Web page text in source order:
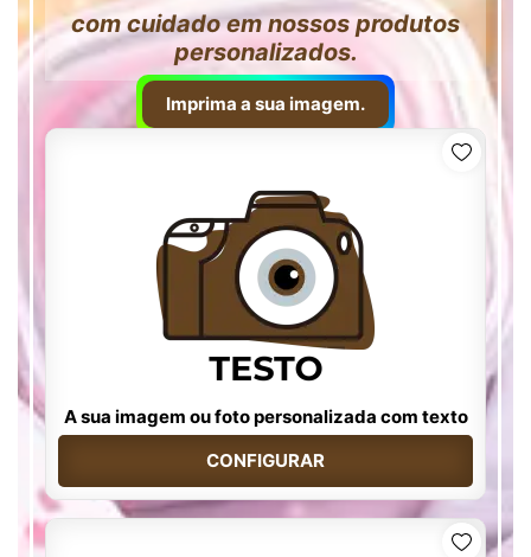
com cuidado em nossos produtos
personalizados.
Imprima a sua imagem.
A sua imagem ou foto personalizada com texto
CONFIGURAR